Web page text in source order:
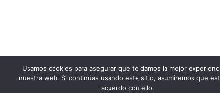
Usamos cookies para asegurar que te damos la mejor
nuestra web. Si continúas usando este sitio, asumiremos que
acuerdo con ello.